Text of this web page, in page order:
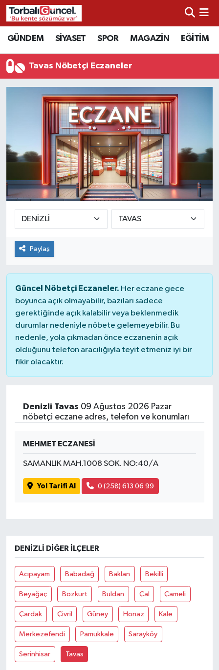
GÜNDEM SİYASET SPOR MAGAZİN EĞİTİM
Tavas Nöbetçi Eczaneler
Paylaş
Güncel Nöbetçi Eczaneler. Her eczane gece
boyunca açık olmayabilir, bazıları sadece
gerektiğinde açık kalabilir veya beklenmedik
durumlar nedeniyle nöbete gelemeyebilir. Bu
nedenle, yola çıkmadan önce eczanenin açık
olduğunu telefon aracılığıyla teyit etmeniz iyi bir
fikir olacaktır.
Denizli Tavas 09 Ağustos 2026 Pazar
nöbetçi eczane adres, telefon ve konumları
MEHMET ECZANESİ
SAMANLIK MAH.1008 SOK. NO:40/A
Yol Tarifi Al 0 (258) 613 06 99
DENIZLI DIĞER İLÇELER
Acıpayam Babadağ Baklan Bekilli
Beyağaç Bozkurt Buldan Çal Çameli
Çardak Çivril Güney Honaz Kale
Merkezefendi Pamukkale Sarayköy
Serinhisar Tavas
İzmir Nöbetçi Eczaneler
İzmir Hava Durumu
İzmir Namaz Vakitleri
İzmir Trafik Yoğunluk Haritası
Süper Lig Puan Durumu ve Fikstür
Tüm Manşetler
Son Dakika Haberleri
Haber Arşivi